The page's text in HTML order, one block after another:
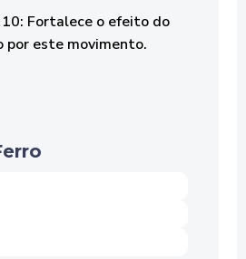
Fortalece o efeito do
por este movimento.